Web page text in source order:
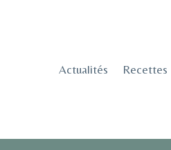
Actualités
Recettes